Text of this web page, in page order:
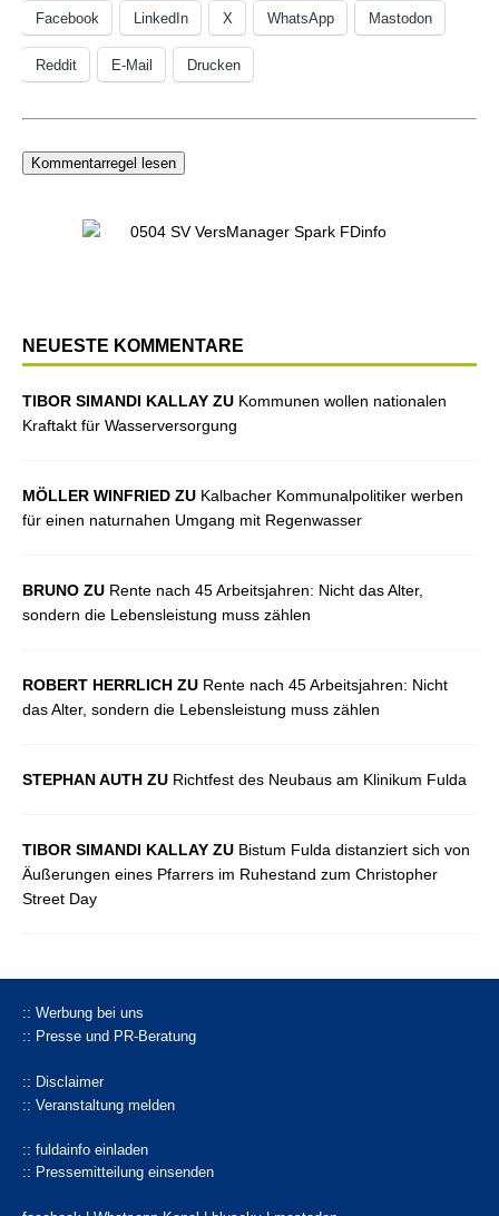
Facebook LinkedIn X WhatsApp Mastodon
Reddit E-Mail Drucken
Kommentarregel lesen
NEUESTE KOMMENTARE
TIBOR SIMANDI KALLAY ZU Kommunen wollen nationalen
Kraftakt für Wasserversorgung
MÖLLER WINFRIED ZU Kalbacher Kommunalpolitiker werben
für einen naturnahen Umgang mit Regenwasser
BRUNO ZU Rente nach 45 Arbeitsjahren: Nicht das Alter,
sondern die Lebensleistung muss zählen
ROBERT HERRLICH ZU Rente nach 45 Arbeitsjahren: Nicht
das Alter, sondern die Lebensleistung muss zählen
STEPHAN AUTH ZU Richtfest des Neubaus am Klinikum Fulda
TIBOR SIMANDI KALLAY ZU Bistum Fulda distanziert sich von
Äußerungen eines Pfarrers im Ruhestand zum Christopher
Street Day
:: Werbung bei uns
:: Presse und PR-Beratung
:: Disclaimer
:: Veranstaltung melden
:: fuldainfo einladen
:: Pressemitteilung einsenden